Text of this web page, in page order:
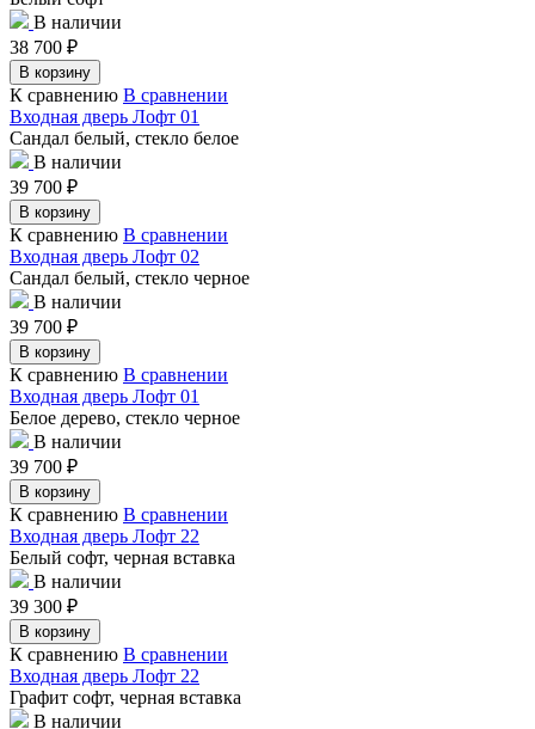
В наличии
38 700 ₽
В корзину
К сравнению В сравнении
Входная дверь Лофт 01
Сандал белый, стекло белое
В наличии
39 700 ₽
В корзину
К сравнению В сравнении
Входная дверь Лофт 02
Сандал белый, стекло черное
В наличии
39 700 ₽
В корзину
К сравнению В сравнении
Входная дверь Лофт 01
Белое дерево, стекло черное
В наличии
39 700 ₽
В корзину
К сравнению В сравнении
Входная дверь Лофт 22
Белый софт, черная вставка
В наличии
39 300 ₽
В корзину
К сравнению В сравнении
Входная дверь Лофт 22
Графит софт, черная вставка
В наличии